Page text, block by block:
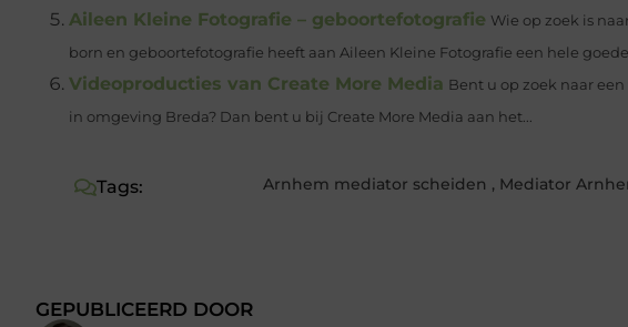
Aileen Kleine Fotografie – geboortefotografie Wie op zoek is
born en geboortefotografie heeft aan Aileen Kleine Fotografie een hele
Videoproducties van Create More Media Bent u op zoek naar
in omgeving Breda? Dan bent u bij Create More Media aan het...
Tags: Arnhem mediator scheiden , Mediator
GEPUBLICEERD DOOR